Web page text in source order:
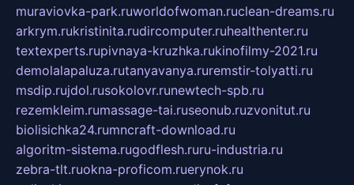
muraviovka-park.ruworldofwoman.ruclean-dreams.ru
arkrym.rukristinita.rudircomputer.ruhealthenter.ru
textexperts.rupivnaya-kruzhka.rukinofilmy-2021.ru
demolalapaluza.rutanyavanya.ruremstir-tolyatti.ru
msdip.rujdol.rusokolovr.runewtech-spb.ru
rezemkleim.rumassage-tai.ruseonub.ruzvonitut.ru
biolisichka24.rumncraft-download.ru
algoritm-sistema.rugodflesh.ruru-industria.ru
zebra-tlt.ruokna-proficom.ruerynok.ru